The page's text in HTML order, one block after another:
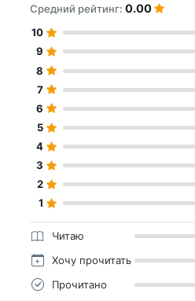
Средний рейтинг: 0.00
10
9
8
7
6
5
4
3
2
1
Читаю
Хочу прочитать
Прочитано